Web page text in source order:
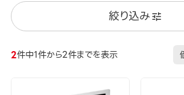
絞り込み
2件中1件から2件までを表示